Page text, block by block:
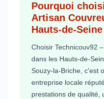
Pourquoi
Artisan
Hauts-de-
Choisir Technicouv92
dans les Hauts-de-
Souzy-la-Briche, c'est
entreprise locale
prestations de qualité,